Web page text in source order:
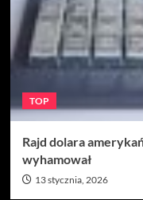
TOP
Rajd dolara
wyhamował
13 stycznia, 2026